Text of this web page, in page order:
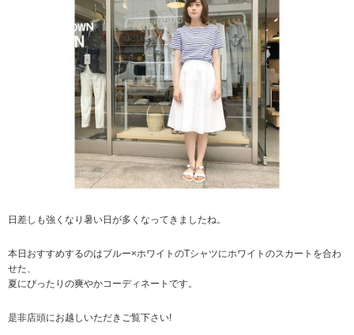
日差しも強くなり暑い日が多くなってきましたね。
本日おすすめするのはブルー×ホワイトのTシャツにホワイトのスカートを合わ
せた、
夏にぴったりの爽やかコーディネートです。
是非店頭にお越しいただきご覧下さい!